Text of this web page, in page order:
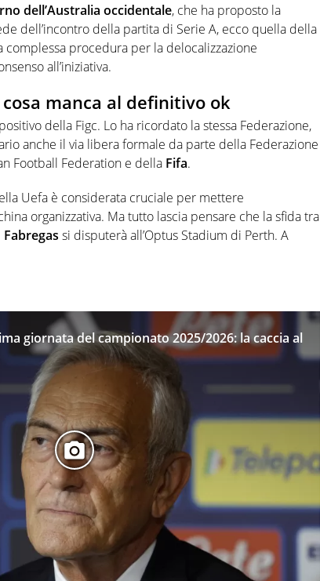
dell’Australia occidentale, che ha proposto la
dell’incontro della partita di Serie A, ecco quella della
complessa procedura per la delocalizzazione
all’iniziativa.
manca al definitivo ok
della Figc. Lo ha ricordato la stessa Federazione,
anche il via libera formale da parte della Federazione
Football Federation e della Fifa.
Uefa è considerata cruciale per mettere
organizzativa. Ma tutto lascia pensare che la sfida tra
Fabregas si disputerà all’Optus Stadium di Perth. A
giornata del campionato 2025/2026: la caccia al